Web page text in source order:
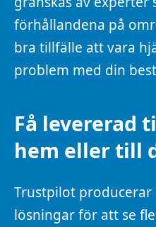
förhållandena på
bra tillfälle att vara
problem med din
Få levererad
hem eller till
Trustpilot
lösningar för att se